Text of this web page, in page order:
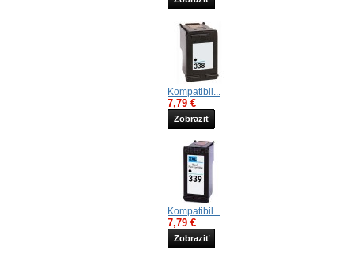
Kompatibil...
7,79 €
Zobraziť
Kompatibil...
7,79 €
Zobraziť